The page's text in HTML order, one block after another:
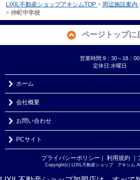
LIXIL不動産ショップアキシムTOP > 周辺施設案内
> 仲町中学校
ページトップに
営業時間:9：30～18：00
定休日:水曜日
ホーム
会社概要
お問い合わせ
PCサイト
プライバシーポリシー ｜ 利用規約
Copyright(c) LIXIL不動産ショップ アキシム